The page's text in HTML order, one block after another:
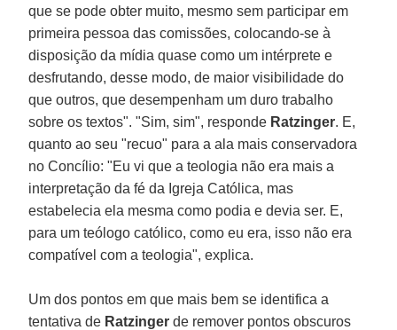
que se pode obter muito, mesmo sem participar em
primeira pessoa das comissões, colocando-se à
disposição da mídia quase como um intérprete e
desfrutando, desse modo, de maior visibilidade do
que outros, que desempenham um duro trabalho
sobre os textos". "Sim, sim", responde Ratzinger. E,
quanto ao seu "recuo" para a ala mais conservadora
no Concílio: "Eu vi que a teologia não era mais a
interpretação da fé da Igreja Católica, mas
estabelecia ela mesma como podia e devia ser. E,
para um teólogo católico, como eu era, isso não era
compatível com a teologia", explica.
Um dos pontos em que mais bem se identifica a
tentativa de Ratzinger de remover pontos obscuros